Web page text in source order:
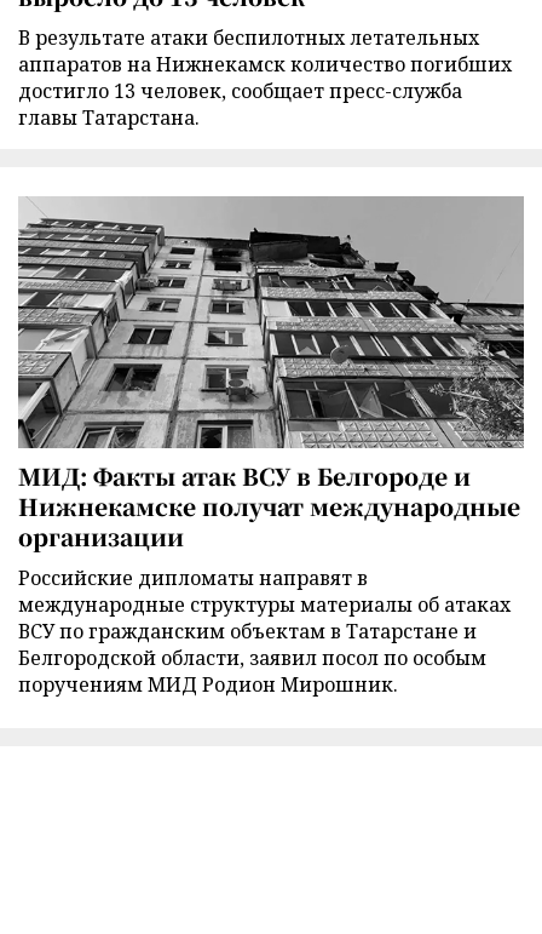
В результате атаки беспилотных летательных
аппаратов на Нижнекамск количество погибших
достигло 13 человек, сообщает пресс-служба
главы Татарстана.
МИД: Факты атак ВСУ в Белгороде и
Нижнекамске получат международные
организации
Российские дипломаты направят в
международные структуры материалы об атаках
ВСУ по гражданским объектам в Татарстане и
Белгородской области, заявил посол по особым
поручениям МИД Родион Мирошник.